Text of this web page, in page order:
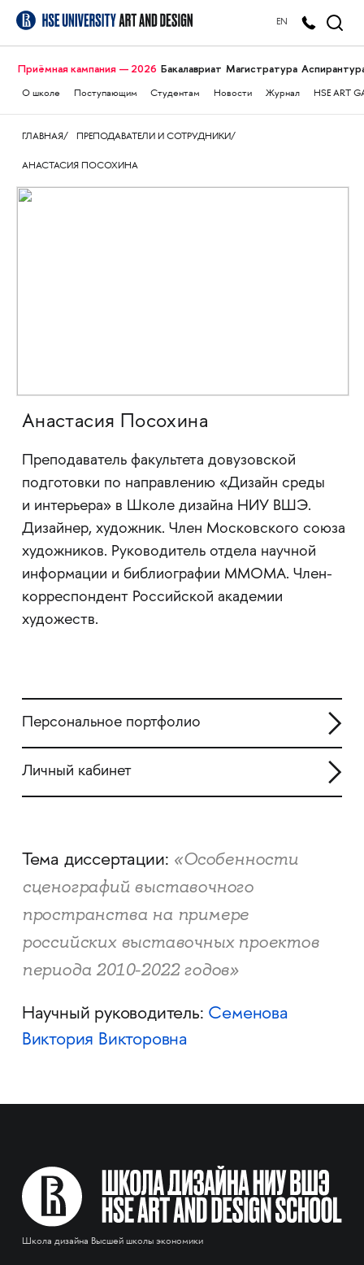
EN
Приёмная кампания — 2026 Бакалавриат Магистратура
О школе Поступающим Студентам Новости Журнал HSE ART
ГЛАВНАЯ ПРЕПОДАВАТЕЛИ И СОТРУДНИКИ
АНАСТАСИЯ ПОСОХИНА
Анастасия Посохина
Преподаватель факультета довузовской
подготовки по направлению «Дизайн среды
и интерьера» в Школе дизайна НИУ ВШЭ.
Дизайнер, художник. Член Московского союза
художников. Руководитель отдела научной
информации и библиографии ММОМА. Член-
корреспондент Российской академии
художеств.
Персональное портфолио
Личный кабинет
Тема диссертации: «Особенности
сценографий выставочного
пространства на примере
российских выставочных проектов
периода 2010-2022 годов»
Научный руководитель: Семенова
Виктория Викторовна
Школа дизайна Высшей школы экономики